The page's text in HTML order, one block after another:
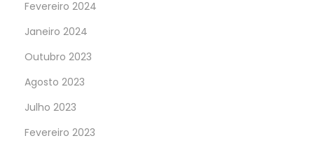
Fevereiro 2024
Janeiro 2024
Outubro 2023
Agosto 2023
Julho 2023
Fevereiro 2023